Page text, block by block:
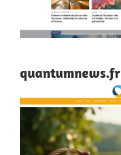
quantumnews.fr